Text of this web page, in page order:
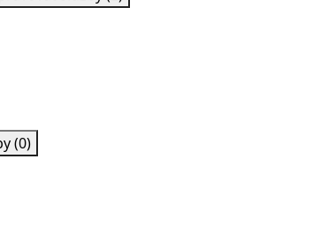
(0)